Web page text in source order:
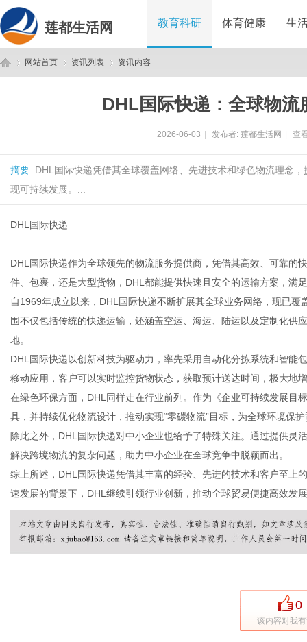
莲都生活网 教育科研 体育健康 生
网站首页 资讯列表 资讯内容
DHL国际快递：全球物流
2026-06-03 发布者: 莲都生活网 查
摘要: DHL国际快递凭借其全球覆盖网络、先进技术和绿色物流理念
现可持续发展。...
DHL国际快递
DHL国际快递作为全球领先的物流服务提供商，凭借其高效、可靠的
件、包裹，还是大型货物，DHL都能提供快速且安全的运输方案，满
自1969年成立以来，DHL国际快递不断扩展其全球业务网络，现已
围不仅包括传统的快递运输，还涵盖空运、海运、陆运以及定制化供
地。
DHL国际快递以创新科技为驱动力，率先采用自动化分拣系统和智能
移动应用，客户可以实时监控货物状态，获取预计送达时间，极大地
在绿色环保方面，DHL同样走在行业前列。作为《企业可持续发展目
具，并持续优化物流设计，推动实现“零碳物流”目标，为全球环境保
除此之外，DHL国际快递对中小企业也给予了特殊关注。通过提供灵
解决跨境物流的复杂问题，助力中小企业在全球竞争中脱颖而出。
综上所述，DHL国际快递凭借其丰富的经验、先进的技术和客户至上
速发展的背景下，DHL继续引领行业创新，推动全球贸易便捷高效发
0
该内容对我